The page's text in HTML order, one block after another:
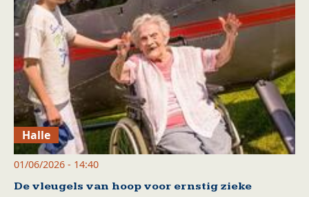
Halle
01/06/2026 - 14:40
De vleugels van hoop voor ernstig zieke